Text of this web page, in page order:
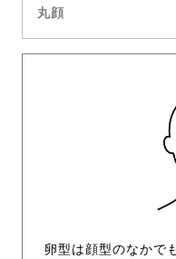
丸顔
卵型は顔型のなかで